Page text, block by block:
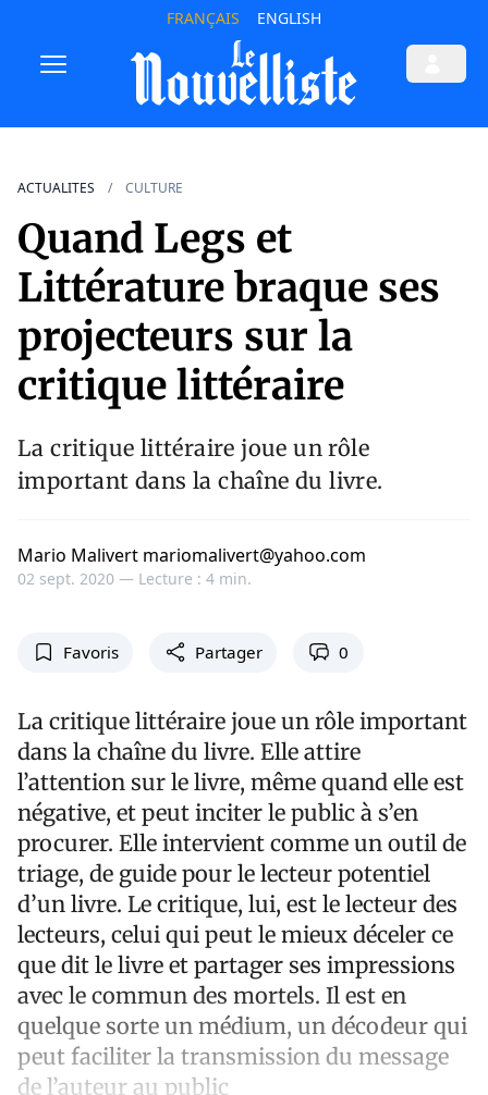
FRANÇAIS ENGLISH
ACTUALITES CULTURE
Quand Legs et
Littérature braque ses
projecteurs sur la
critique littéraire
La critique littéraire joue un rôle
important dans la chaîne du livre.
Mario Malivert mariomalivert@yahoo.com
02 sept. 2020 — Lecture : 4 min.
Favoris Partager 0
La critique littéraire joue un rôle important
dans la chaîne du livre. Elle attire
l’attention sur le livre, même quand elle est
négative, et peut inciter le public à s’en
procurer. Elle intervient comme un outil de
triage, de guide pour le lecteur potentiel
d’un livre. Le critique, lui, est le lecteur des
lecteurs, celui qui peut le mieux déceler ce
que dit le livre et partager ses impressions
avec le commun des mortels. Il est en
quelque sorte un médium, un décodeur qui
peut faciliter la transmission du message
de l’auteur au public